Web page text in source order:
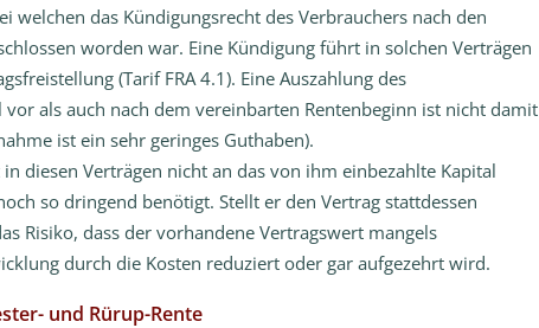
welchen das Kündigungsrecht des Verbrauchers nach den
worden war. Eine Kündigung führt in solchen Verträgen
(Tarif FRA 4.1). Eine Auszahlung des
vor als auch nach dem vereinbarten Rentenbeginn ist nicht damit
ist ein sehr geringes Guthaben).
diesen Verträgen nicht an das von ihm einbezahlte Kapital
so dringend benötigt. Stellt er den Vertrag stattdessen
Risiko, dass der vorhandene Vertragswert mangels
durch die Kosten reduziert oder gar aufgezehrt wird.
und Rürup-Rente